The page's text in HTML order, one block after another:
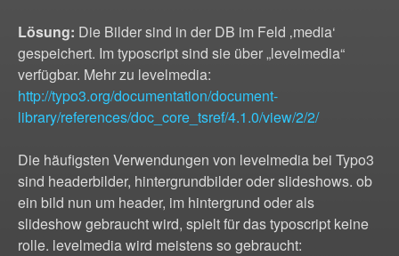
Lösung: Die Bilder sind in der DB im Feld ‚media‘
gespeichert. Im typoscript sind sie über „levelmedia“
verfügbar. Mehr zu levelmedia:
http://typo3.org/documentation/document-
library/references/doc_core_tsref/4.1.0/view/2/2/
Die häufigsten Verwendungen von levelmedia bei Typo3
sind headerbilder, hintergrundbilder oder slideshows. ob
ein bild nun um header, im hintergrund oder als
slideshow gebraucht wird, spielt für das typoscript keine
rolle. levelmedia wird meistens so gebraucht: